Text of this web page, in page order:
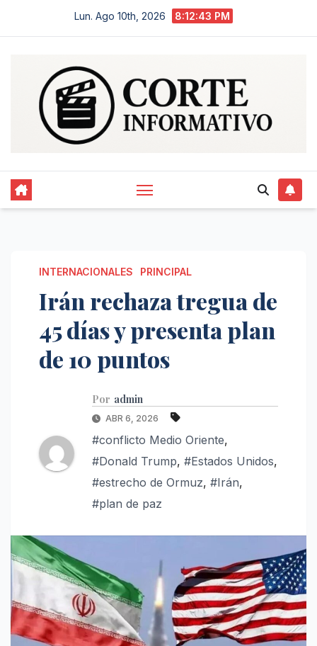
Lun. Ago 10th, 2026 8:12:44 PM
INTERNACIONALES PRINCIPAL
Irán rechaza tregua de
45 días y presenta plan
de 10 puntos
Por admin
ABR 6, 2026
#conflicto Medio Oriente,
#Donald Trump, #Estados Unidos,
#estrecho de Ormuz, #Irán,
#plan de paz